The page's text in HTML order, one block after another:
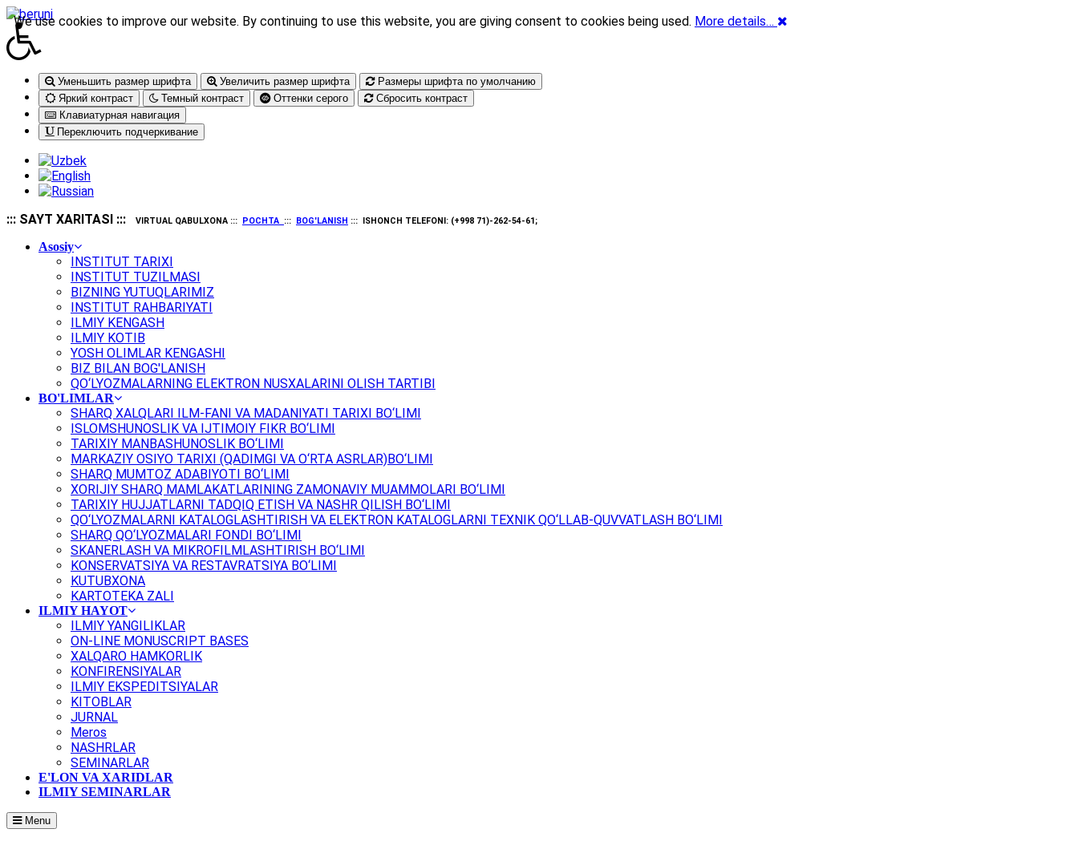
Уменьшить размер шрифта Увеличить размер шрифта
Размеры шрифта по умолчанию
Яркий контраст
Темный контраст Оттенки серого
Сбросить контраст
Клавиатурная навигация
Переключить подчеркивание
::: SAYT XARITASI ::: VIRTUAL QABULXONA ::: POCHTA ::: BOG'LANISH ::: ISHONCH TELEFONI: (+998 71)-262-54-61;
Asosiy
INSTITUT TARIXI
INSTITUT TUZILMASI
BIZNING YUTUQLARIMIZ
INSTITUT RAHBARIYATI
ILMIY KENGASH
ILMIY KOTIB
YOSH OLIMLAR KENGASHI
BIZ BILAN BOG'LANISH
QO‘LYOZMALARNING ELEKTRON NUSXALARINI OLISH TARTIBI
BO'LIMLAR
SHARQ XALQLARI ILM-FANI VA MADANIYATI TARIXI BO‘LIMI
ISLOMSHUNOSLIK VA IJTIMOIY FIKR BO‘LIMI
TARIXIY MANBASHUNOSLIK BO‘LIMI
MARKAZIY OSIYO TARIXI (QADIMGI VA O‘RTA ASRLAR)BO‘LIMI
SHARQ MUMTOZ ADABIYOTI BO‘LIMI
XORIJIY SHARQ MAMLAKATLARINING ZAMONAVIY MUAMMOLARI BO‘LIMI
TARIXIY HUJJATLARNI TADQIQ ETISH VA NASHR QILISH BO‘LIMI
QO‘LYOZMALARNI KATALOGLASHTIRISH VA ELEKTRON KATALOGLARNI TEXNIK QO‘LLAB-QUVVATLASH BO‘LIMI
SHARQ QO‘LYOZMALARI FONDI BO‘LIMI
SKANERLASH VA MIKROFILMLASHTIRISH BO‘LIMI
KONSERVATSIYA VA RESTAVRATSIYA BO‘LIMI
KUTUBXONA
KARTOTEKA ZALI
ILMIY HAYOT
ILMIY YANGILIKLAR
ON-LINE MONUSCRIPT BASES
XALQARO HAMKORLIK
KONFIRENSIYALAR
ILMIY EKSPEDITSIYALAR
KITOBLAR
JURNAL
Meros
NASHRLAR
SEMINARLAR
E'LON VA XARIDLAR
ILMIY SEMINARLAR
Menu
We use cookies to improve our website. By continuing to use this website, you are giving consent to cookies being used. More details…